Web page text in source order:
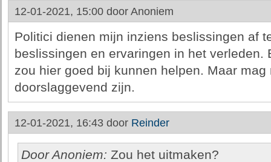
12-01-2021, 15:00 door Anoniem
Politici dienen mijn inziens beslissingen af
beslissingen en ervaringen in het verleden.
zou hier goed bij kunnen helpen. Maar mag
doorslaggevend zijn.
12-01-2021, 16:43 door Reinder
Door Anoniem: Zou het uitmaken?